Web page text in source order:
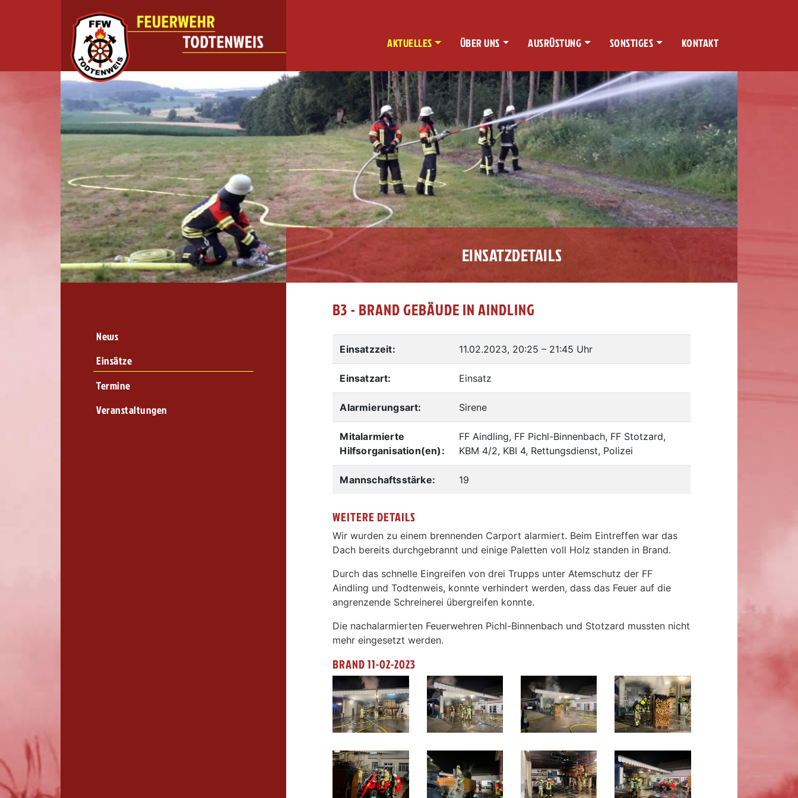
AKTUELLES ÜBER UNS AUSRÜSTUNG SONSTIGES KONTAKT
EINSATZDETAILS
B3 - BRAND GEBÄUDE IN AINDLING
Einsatzzeit: 11.02.2023, 20:25 – 21:45 Uhr
Einsatzart: Einsatz
Alarmierungsart: Sirene
Mitalarmierte
Hilfsorganisation(en):
FF Aindling, FF Pichl-Binnenbach, FF Stotzard,
KBM 4/2, KBI 4, Rettungsdienst, Polizei
Mannschaftsstärke: 19
WEITERE DETAILS
Wir wurden zu einem brennenden Carport alarmiert. Beim Eintreffen war das
Dach bereits durchgebrannt und einige Paletten voll Holz standen in Brand.
Durch das schnelle Eingreifen von drei Trupps unter Atemschutz der FF
Aindling und Todtenweis, konnte verhindert werden, dass das Feuer auf die
angrenzende Schreinerei übergreifen konnte.
Die nachalarmierten Feuerwehren Pichl-Binnenbach und Stotzard mussten nicht
mehr eingesetzt werden.
BRAND 11-02-2023
News
Einsätze
Termine
Veranstaltungen